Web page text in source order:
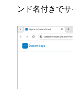
ンド名付きでサ